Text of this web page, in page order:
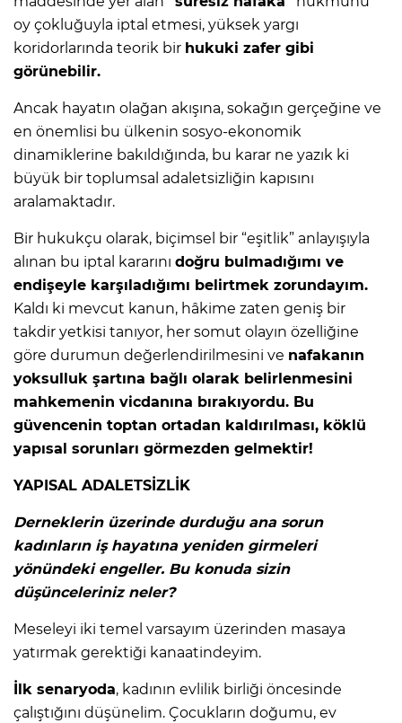
oy çokluğuyla iptal etmesi, yüksek yargı
koridorlarında teorik bir hukuki zafer gibi
görünebilir.
Ancak hayatın olağan akışına, sokağın gerçeğine ve
en önemlisi bu ülkenin sosyo-ekonomik
dinamiklerine bakıldığında, bu karar ne yazık ki
büyük bir toplumsal adaletsizliğin kapısını
aralamaktadır.
​Bir hukukçu olarak, biçimsel bir “eşitlik” anlayışıyla
alınan bu iptal kararını doğru bulmadığımı ve
endişeyle karşıladığımı belirtmek zorundayım.
Kaldı ki mevcut kanun, hâkime zaten geniş bir
takdir yetkisi tanıyor, her somut olayın özelliğine
göre durumun değerlendirilmesini ve nafakanın
yoksulluk şartına bağlı olarak belirlenmesini
mahkemenin vicdanına bırakıyordu. Bu
güvencenin toptan ortadan kaldırılması, köklü
yapısal sorunları görmezden gelmektir!
YAPISAL ADALETSİZLİK
Derneklerin üzerinde durduğu ana sorun
kadınların iş hayatına yeniden girmeleri
yönündeki engeller. Bu konuda sizin
düşünceleriniz neler?
Meseleyi iki temel varsayım üzerinden masaya
yatırmak gerektiği kanaatindeyim.
İlk senaryoda, kadının evlilik birliği öncesinde
çalıştığını düşünelim. Çocukların doğumu, ev